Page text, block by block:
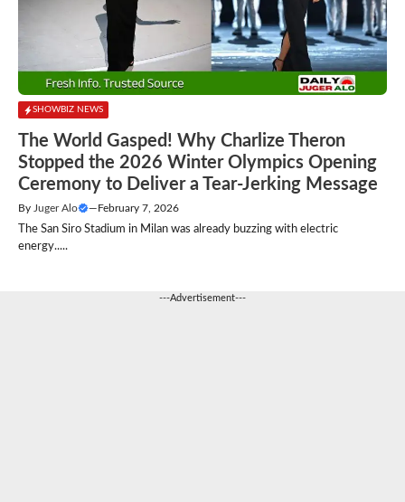
SHOWBIZ NEWS
The World Gasped! Why Charlize Theron
Stopped the 2026 Winter Olympics Opening
Ceremony to Deliver a Tear-Jerking Message
By Juger Alo —February 7, 2026
The San Siro Stadium in Milan was already buzzing with electric
energy.....
---Advertisement---